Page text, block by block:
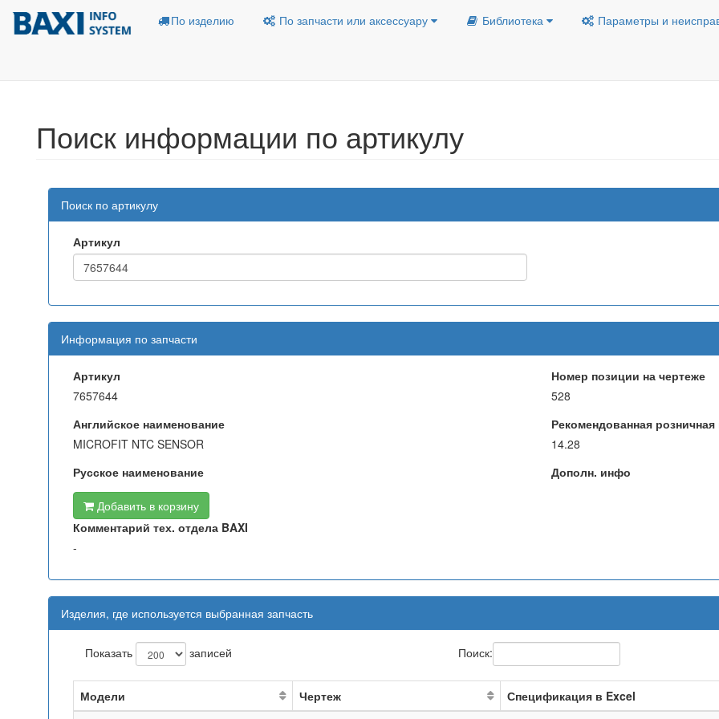
По изделию По запчасти или аксессуару Библиотека Параметры и
Поиск информации по артикулу
Поиск по артикулу
Артикул
Информация по запчасти
Артикул
7657644
Английское наименование
MICROFIT NTC SENSOR
Русское наименование
Добавить в корзину
Номер позиции на чертеже
528
Рекомендованная розничная
14.28
Дополн. инфо
Комментарий тех. отдела BAXI
-
Изделия, где используется выбранная запчасть
Показать записей Поиск:
Модели Чертеж
Спецификация в Excel